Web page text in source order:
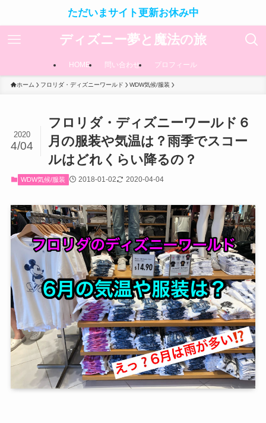
ただいまサイト更新お休み中
ディズニー夢と魔法の旅
HOME 問い合わせ プロフィール
ホーム フロリダ・ディズニーワールド WDW気候/服装
フロリダ・ディズニーワールド６
月の服装や気温は？雨季でスコー
ルはどれくらい降るの？
2020
4/04
WDW気候/服装 2018-01-02 2020-04-04